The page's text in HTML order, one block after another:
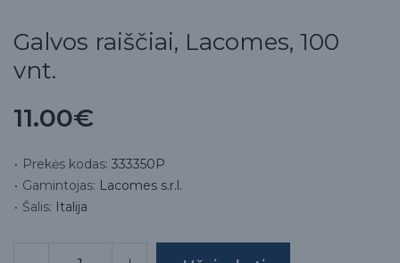
Galvos raiščiai, Lacomes, 100
vnt.
11.00€
Prekės kodas: 333350P
Gamintojas: Lacomes s.r.l.
Šalis: Italija